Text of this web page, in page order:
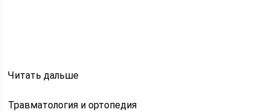
Читать дальше
Травматология и ортопедия